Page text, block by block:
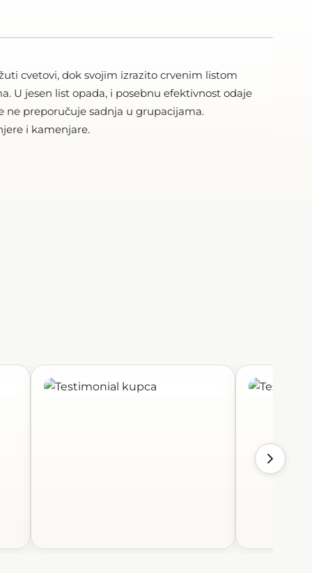
cvetovi, dok svojim izrazito crvenim listom
U jesen list opada, i posebnu efektivnost odaje
ne preporučuje sadnja u grupacijama.
i kamenjare.